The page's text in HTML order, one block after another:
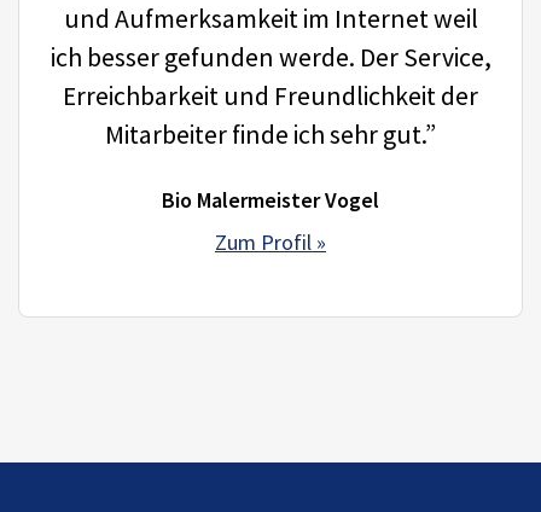
und Aufmerksamkeit im Internet weil
ich besser gefunden werde. Der Service,
Erreichbarkeit und Freundlichkeit der
Mitarbeiter finde ich sehr gut.”
Bio Malermeister Vogel
Zum Profil »